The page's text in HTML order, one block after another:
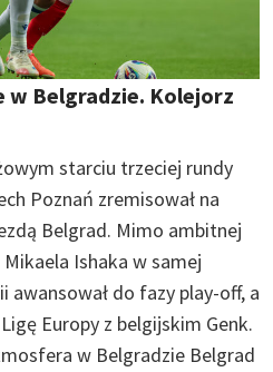
w Belgradzie. Kolejorz
starciu trzeciej rundy
Poznań zremisował na
Belgrad. Mimo ambitnej
Ishaka w samej
do fazy play-off, a
Europy z belgijskim Genk.
w Belgradzie Belgrad